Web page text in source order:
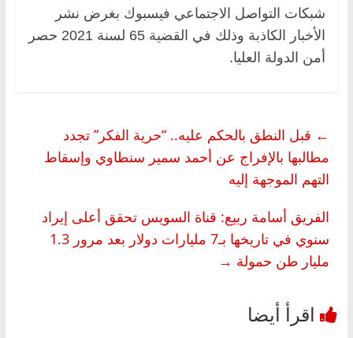
شبكات التواصل الاجتماعي فيسبوك بغرض نشر
الأخبار الكاذبة وذلك في القضية 65 لسنة 2021 حصر
أمن الدولة العليا.
← قبل النطق بالحكم عليه.. “حرية الفكر” تجدد
مطالبها بالإفراج عن أحمد سمير سنطاوي وإسقاط
التهم الموجهة إليه
الفريق أسامة ربيع: قناة السويس تحقق أعلى إيراد
سنوي في تاريخها بـ7 مليارات دولار بعد مرور 1.3
مليار طن حمولة →